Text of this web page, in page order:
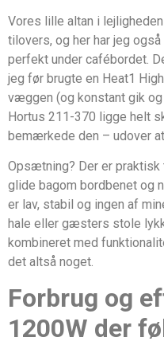
Vores lille altan i
tilovers, og her har jeg
perfekt under cafébordet.
jeg før brugte en Heat1
væggen (og konstant gik
Hortus 211-370 ligge helt
bemærkede den – udover
Opsætning? Der er praktisk
glide bagom bordbenet og
er lav, stabil og ingen af
hale eller gæsters stole
kombineret med
det altså noget.
Forbrug og
1200W der